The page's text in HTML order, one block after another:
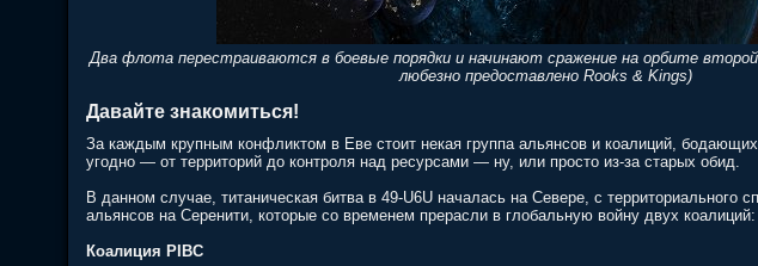
Два флота перестраиваются в боевые порядки и начинают сражение на орбите
любезно предоставлено Rooks & Kings)
Давайте знакомиться!
За каждым крупным конфликтом в Еве стоит некая группа альянсов и коалиций,
угодно — от территорий до контроля над ресурсами — ну, или просто из-за старых обид.
В данном случае, титаническая битва в 49-U6U началась на Севере, с территориального
альянсов на Серенити, которые со временем прерасли в глобальную войну двух
Коалиция PIBC